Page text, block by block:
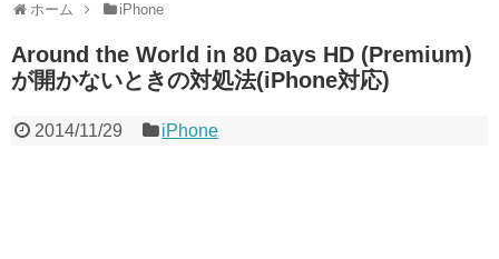
ホーム iPhone
Around the World in 80 Days HD (Premium)
が開かないときの対処法(iPhone対応)
2014/11/29 iPhone